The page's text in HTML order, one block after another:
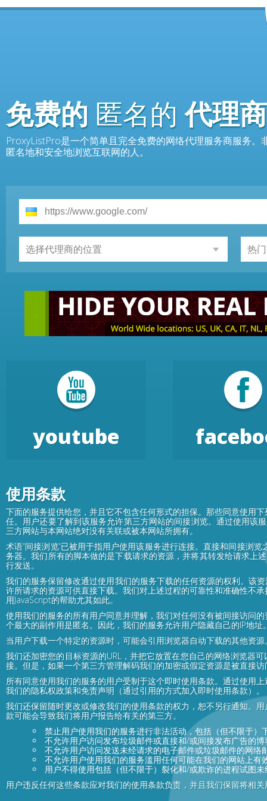
免费的 匿名的代理商
ProxyListPro是一个简单且完全免费的网络代理服务商服务
匿名地和安全地浏览互联网的人。
选择代理商的位置 热
youtube
使用条款
下面的服务提供给您，并且它不包含任何形式的担保。那些同意使用
任。用户还要了解到该服务允许第三方网站的间接浏览。通过使用该
三方网站与本网站绝对没有关联或被本网站所拥有。
术语“间接浏览'已被用于指用户使用该服务进行连接。直接和间接浏
务器。我们所有的脚本做的是下载请求的资源，并将其转发给请求上
行发送。
我们的服务保留修改通过使用我们的服务下载的任何资源的权利。该
许所请求的资源可供直接下载。我们对上述过程的可靠性和准确性不
用JavaScript的帮助尤其如此。
使用我们的服务的所有用户同意并理解，我们对任何没有被间接访问
个最大的副作用是匿名。因此，我们的服务允许用户隐藏自己的IP地
当用户下载一个特定的资源时，可能会引用浏览器自动下载的其他资
我们还加密您的目标资源的URL，并把它放置在您自己的网络浏览器
接。但是，如果一个第三方管理解码我们的加密或假定资源是被直接
所有同意使用我们的服务的用户受制于这个即时使用条款。通过使用
我们的隐私权政策和免责声明（通过引用的方式加入即时使用条款）。
我们还保留随时更改或修改我们的使用条款的权力，恕不另行通知。
款可能会导致我们将用户报告给有关的第三方。
禁止用户使用我们的服务进行非法活动，包括（但不限于
不允许用户访问发布垃圾邮件或直接和/或间接发布广告的
不允许用户访问发送未经请求的电子邮件或垃圾邮件的网络
不允许用户使用我们的服务滥用任何可能在我们的网站上有
用户不得使用包括（但不限于）裂化和/或欺诈的进程试图
用户违反任何这些条款应对我们的使用条款负责，并且我们保留将相